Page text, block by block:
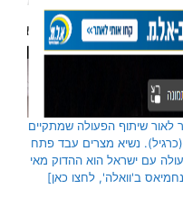
לאור שיתוף הפעולה שמתקיים
(כרגיל). נשיא מצרים עבד פתח
כי שיתוף הפעולה עם ישראל הוא ההדוק מאי
ב'וואלה', לחצו כאן]